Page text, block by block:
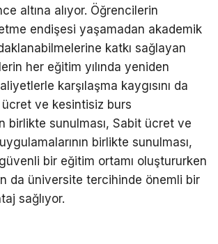
altına alıyor. Öğrencilerin
endişesi yaşamadan akademik
katkı sağlayan
her eğitim yılında yeniden
karşılaşma kaygısını da
ücret ve kesintisiz burs
birlikte sunulması, Sabit ücret ve
birlikte sunulması,
bir eğitim ortamı oluştururken
da üniversite tercihinde önemli bir
sağlıyor.